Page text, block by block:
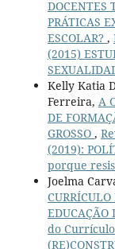
DOCENTES
PRÁTICAS
ESCOLAR? ,
(2015)
Kelly Katia
Ferreira, A
DE
GROSSO ,
(2019):
porque
Joelma
EDUCAÇÃO
do